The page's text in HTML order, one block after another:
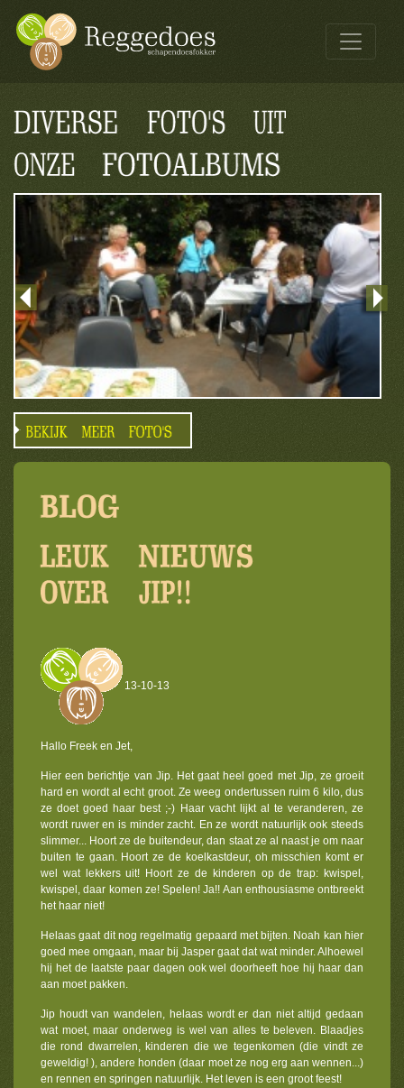
13-10-13
Hallo Freek en Jet,
Hier een berichtje van Jip. Het gaat heel goed met Jip, ze groeit
hard en wordt al echt groot. Ze weeg ondertussen ruim 6 kilo, dus
ze doet goed haar best ;-) Haar vacht lijkt al te veranderen, ze
wordt ruwer en is minder zacht. En ze wordt natuurlijk ook steeds
slimmer... Hoort ze de buitendeur, dan staat ze al naast je om naar
buiten te gaan. Hoort ze de koelkastdeur, oh misschien komt er
wel wat lekkers uit! Hoort ze de kinderen op de trap: kwispel,
kwispel, daar komen ze! Spelen! Ja!! Aan enthousiasme ontbreekt
het haar niet!
Helaas gaat dit nog regelmatig gepaard met bijten. Noah kan hier
goed mee omgaan, maar bij Jasper gaat dat wat minder. Alhoewel
hij het de laatste paar dagen ook wel doorheeft hoe hij haar dan
aan moet pakken.
Jip houdt van wandelen, helaas wordt er dan niet altijd gedaan
wat moet, maar onderweg is wel van alles te beleven. Blaadjes
die rond dwarrelen, kinderen die we tegenkomen (die vindt ze
geweldig! ), andere honden (daar moet ze nog erg aan wennen...)
en rennen en springen natuurlijk. Het leven is een groot feest!